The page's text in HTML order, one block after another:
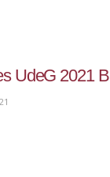
UdeG 2021 B